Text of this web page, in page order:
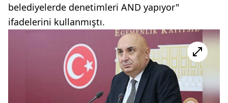
belediyelerde denetimleri AND yapıyor"
ifadelerini kullanmıştı.